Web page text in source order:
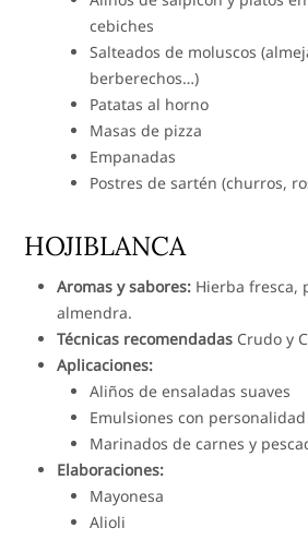
cebiches
Salteados de moluscos
berberechos…)
Patatas al horno
Masas de pizza
Empanadas
Postres de sartén (churros,
HOJIBLANCA
Aromas y sabores: Hierba fresca,
almendra.
Técnicas recomendadas Crudo y
Aplicaciones:
Aliños de ensaladas suaves
Emulsiones con personalidad
Marinados de carnes y
Elaboraciones:
Mayonesa
Alioli